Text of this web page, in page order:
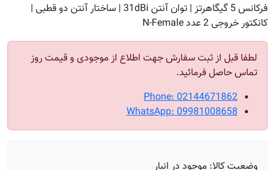
فرکانس 5 گیگاهرتز | توان آنتن 31dBi | ساختار آنتن دو قطبی |
کانکتور خروجی 2 عدد N-Female
لطفا قبل از ثبت سفارش جهت اطلاع از موجودی و قیمت روز
تماس حاصل فرمائید.
Phone: 02144671862
WhatsApp: 09981008658
وضعیت کالا: موجود در انبار